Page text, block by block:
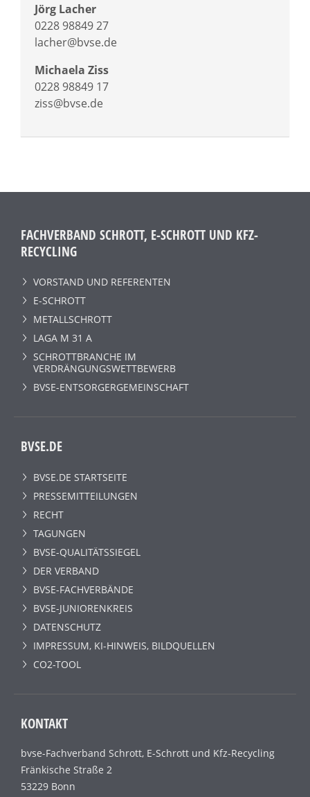
Jörg Lacher
0228 98849 27
lacher@bvse.de
Michaela Ziss
0228 98849 17
ziss@bvse.de
FACHVERBAND SCHROTT, E-SCHROTT UND KFZ-
RECYCLING
VORSTAND UND REFERENTEN
E-SCHROTT
METALLSCHROTT
LAGA M 31 A
SCHROTTBRANCHE IM
VERDRÄNGUNGSWETTBEWERB
BVSE-ENTSORGERGEMEINSCHAFT
BVSE.DE
BVSE.DE STARTSEITE
PRESSEMITTEILUNGEN
RECHT
TAGUNGEN
BVSE-QUALITÄTSSIEGEL
DER VERBAND
BVSE-FACHVERBÄNDE
BVSE-JUNIORENKREIS
DATENSCHUTZ
IMPRESSUM, KI-HINWEIS, BILDQUELLEN
CO2-TOOL
KONTAKT
bvse-Fachverband Schrott, E-Schrott und Kfz-Recycling
Fränkische Straße 2
53229 Bonn